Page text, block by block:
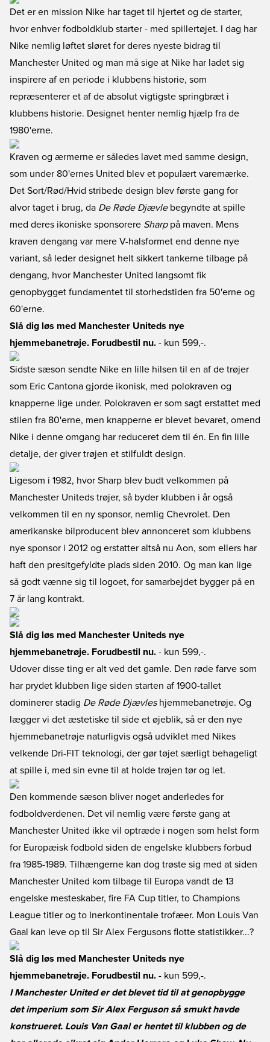
Det er en mission Nike har taget til hjertet og de starter,
hvor enhver fodboldklub starter - med spillertøjet. I dag har
Nike nemlig løftet sløret for deres nyeste bidrag til
Manchester United og man må sige at Nike har ladet sig
inspirere af en periode i klubbens historie, som
repræsenterer et af de absolut vigtigste springbræt i
klubbens historie. Designet henter nemlig hjælp fra de
1980'erne.
Kraven og ærmerne er således lavet med samme design,
som under 80'ernes United blev et populært varemærke.
Det Sort/Rød/Hvid stribede design blev første gang for
alvor taget i brug, da De Røde Djævlebegyndte at spille
med deres ikoniske sponsorere Sharppå maven. Mens
kraven dengang var mere V-halsformet end denne nye
variant, så leder designet helt sikkert tankerne tilbage på
dengang, hvor Manchester United langsomt fik
genopbygget fundamentet til storhedstiden fra 50'erne og
60'erne.
Slå dig løs med Manchester Uniteds nye
hjemmebanetrøje. Forudbestil nu. - kun 599,-.
Sidste sæson sendte Nike en lille hilsen til en af de trøjer
som Eric Cantona gjorde ikonisk, med polokraven og
knapperne lige under. Polokraven er som sagt erstattet med
stilen fra 80'erne, men knapperne er blevet bevaret, omend
Nike i denne omgang har reduceret dem til én. En fin lille
detalje, der giver trøjen et stilfuldt design.
Ligesom i 1982, hvor Sharp blev budt velkommen på
Manchester Uniteds trøjer, så byder klubben i år også
velkommen til en ny sponsor, nemlig Chevrolet. Den
amerikanske bilproducent blev annonceret som klubbens
nye sponsor i 2012 og erstatter altså nu Aon, som ellers har
haft den presitgefyldte plads siden 2010. Og man kan lige
så godt vænne sig til logoet, for samarbejdet bygger på en
7 år lang kontrakt.
Slå dig løs med Manchester Uniteds nye
hjemmebanetrøje. Forudbestil nu. - kun 599,-.
Udover disse ting er alt ved det gamle. Den røde farve som
har prydet klubben lige siden starten af 1900-tallet
dominerer stadig De Røde Djævleshjemmebanetrøje. Og
lægger vi det æstetiske til side et øjeblik, så er den nye
hjemmebanetrøje naturligvis også udviklet med Nikes
velkende Dri-FIT teknologi, der gør tøjet særligt behageligt
at spille i, med sin evne til at holde trøjen tør og let.
Den kommende sæson bliver noget anderledes for
fodboldverdenen. Det vil nemlig være første gang at
Manchester United ikke vil optræde i nogen som helst form
for Europæisk fodbold siden de engelske klubbers forbud
fra 1985-1989. Tilhængerne kan dog trøste sig med at siden
Manchester United kom tilbage til Europa vandt de 13
engelske mesteskaber, fire FA Cup titler, to Champions
League titler og to Inerkontinentale trofæer. Mon Louis Van
Gaal kan leve op til Sir Alex Fergusons flotte statistikker...?
Slå dig løs med Manchester Uniteds nye
hjemmebanetrøje. Forudbestil nu. - kun 599,-.
I Manchester United er det blevet tid til at genopbygge
det imperium som Sir Alex Ferguson så smukt havde
konstrueret. Louis Van Gaal er hentet til klubben og de